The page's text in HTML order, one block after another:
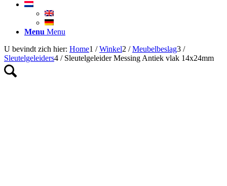
Menu Menu
U bevindt zich hier: Home1 / Winkel2 / Meubelbeslag3 /
Sleutelgeleiders4 / Sleutelgeleider Messing Antiek vlak 14x24mm